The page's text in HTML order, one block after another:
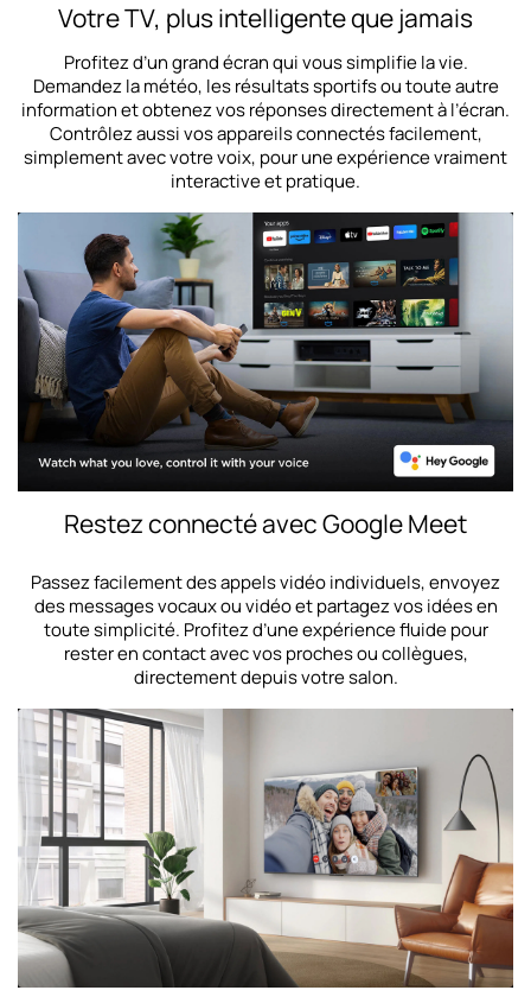
Votre TV, plus intelligente que jamais
Profitez d’un grand écran qui vous simplifie la vie.
Demandez la météo, les résultats sportifs ou toute autre
information et obtenez vos réponses directement à l’écran.
Contrôlez aussi vos appareils connectés facilement,
simplement avec votre voix, pour une expérience vraiment
interactive et pratique.
Restez connecté avec Google Meet
Passez facilement des appels vidéo individuels, envoyez
des messages vocaux ou vidéo et partagez vos idées en
toute simplicité. Profitez d’une expérience fluide pour
rester en contact avec vos proches ou collègues,
directement depuis votre salon.